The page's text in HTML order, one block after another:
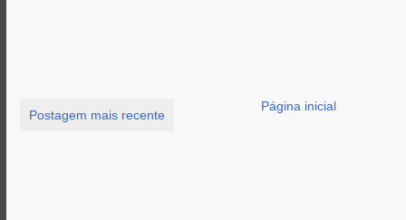
Postagem mais recente
Página inicial